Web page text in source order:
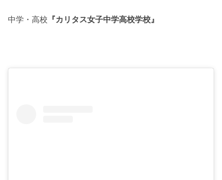
中学・高校 『カリタス女子中学高校学校』